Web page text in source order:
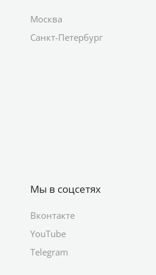
Москва
Санкт-Петербург
Мы в соцсетях
Вконтакте
YouTube
Telegram